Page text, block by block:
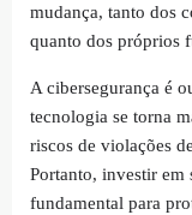
mudança, tanto dos
quanto dos próprios
A cibersegurança é
tecnologia se torna
riscos de violações
Portanto, investir em
fundamental para